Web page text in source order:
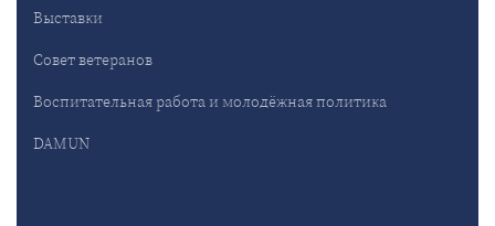
Выставки
Совет ветеранов
Воспитательная работа и молодёжная политика
DAMUN